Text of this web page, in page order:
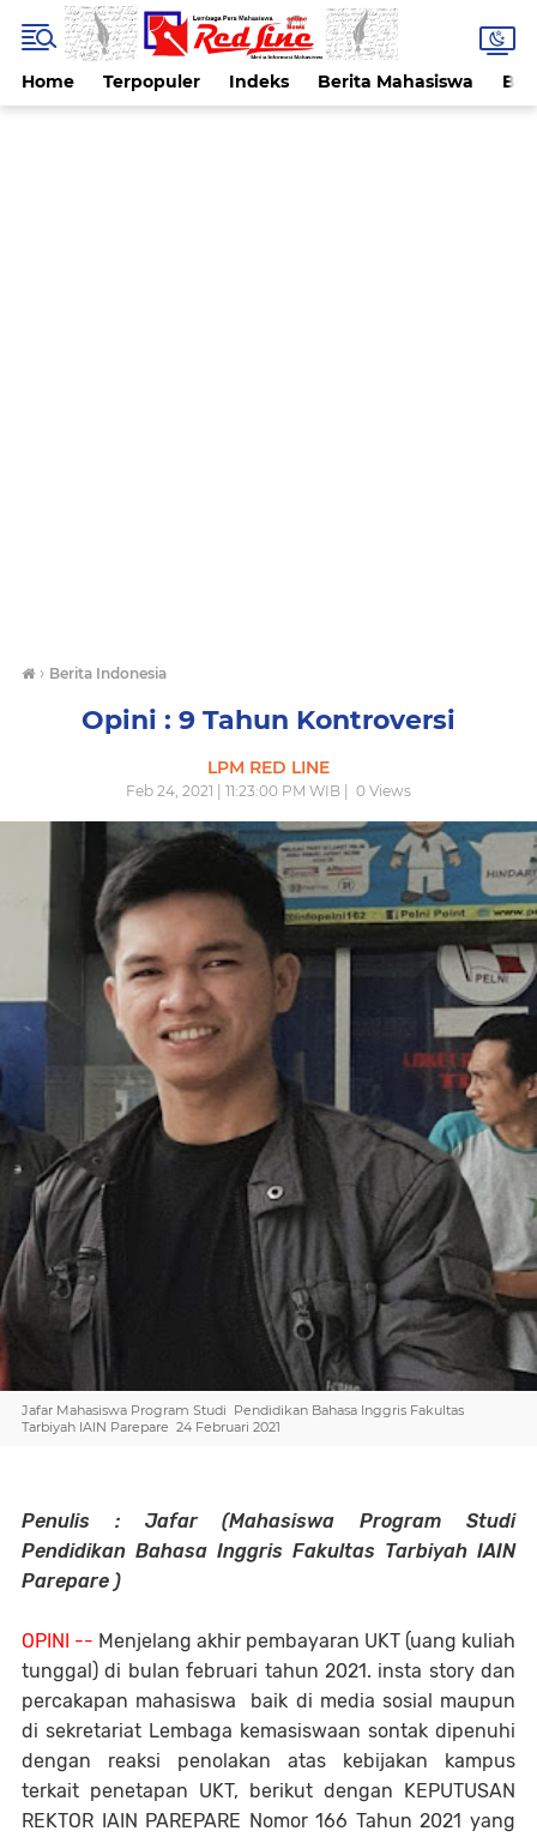
Home Terpopuler Indeks Berita Mahasiswa
› Berita Indonesia
Opini : 9 Tahun Kontroversi
LPM RED LINE
Feb 24, 2021 | 11:23:00 PM WIB | 0 Views
Jafar Mahasiswa Program Studi Pendidikan Bahasa Inggris Fakultas
Tarbiyah IAIN Parepare 24 Februari 2021
Penulis : Jafar (Mahasiswa Program Studi
Pendidikan Bahasa Inggris Fakultas Tarbiyah IAIN
Parepare )
OPINI -- Menjelang akhir pembayaran UKT (uang kuliah
tunggal) di bulan februari tahun 2021. insta story dan
percakapan mahasiswa baik di media sosial maupun
di sekretariat Lembaga kemasiswaan sontak dipenuhi
dengan reaksi penolakan atas kebijakan kampus
terkait penetapan UKT, berikut dengan KEPUTUSAN
REKTOR IAIN PAREPARE Nomor 166 Tahun 2021 yang